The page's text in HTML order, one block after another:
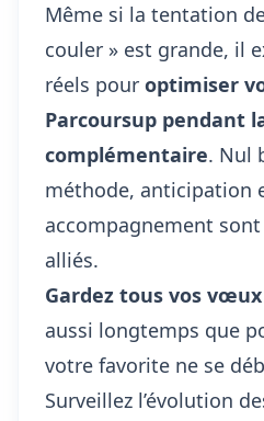
Même si la tentation
couler » est grande, il
réels pour optimiser
Parcoursup pendant
complémentaire. Nul
méthode, anticipation
accompagnement
alliés.
Gardez tous vos
aussi longtemps que
votre favorite ne se
Surveillez l’évolution